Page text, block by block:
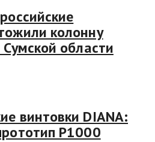
колонну
области
винтовки DIANA:
P1000